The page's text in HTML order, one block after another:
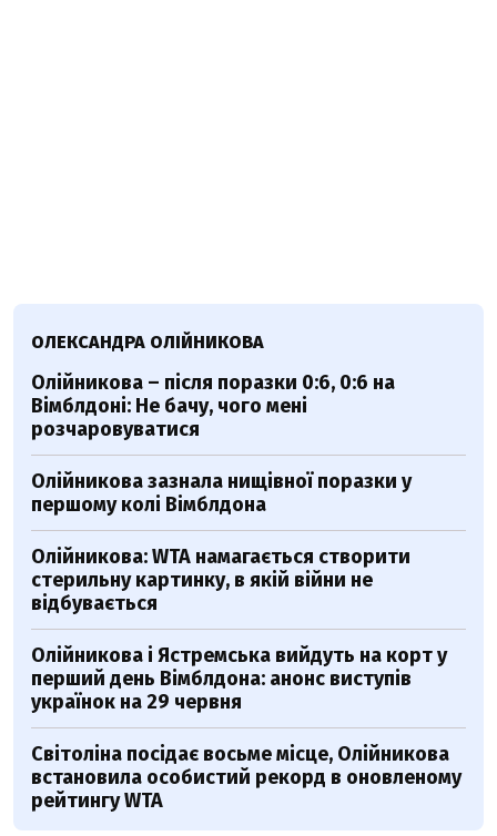
ОЛЕКСАНДРА ОЛІЙНИКОВА
Олійникова – після поразки 0:6, 0:6 на
Вімблдоні: Не бачу, чого мені
розчаровуватися
Олійникова зазнала нищівної поразки у
першому колі Вімблдона
Олійникова: WTA намагається створити
стерильну картинку, в якій війни не
відбувається
Олійникова і Ястремська вийдуть на корт у
перший день Вімблдона: анонс виступів
українок на 29 червня
Світоліна посідає восьме місце, Олійникова
встановила особистий рекорд в оновленому
рейтингу WTA